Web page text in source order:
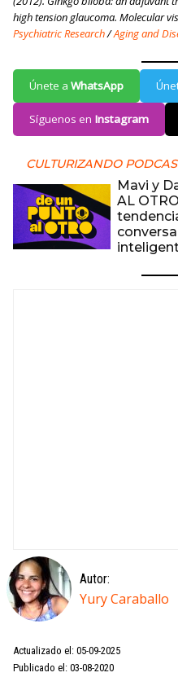
high tension glaucoma. Molecular
Psychiatric Research/Aging and
Únete a WhatsApp
Síguenos en Instagram
CULTURIZANDO
Mavi y
AL
Autor:
Yury Caraballo
Actualizado el: 05-09-2025
Publicado el: 03-08-2020